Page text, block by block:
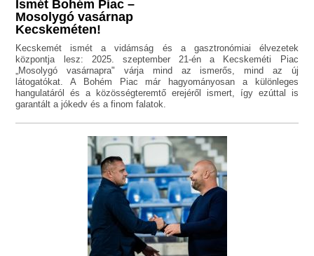
Ismét Bohém Piac –
Mosolygó vasárnap
Kecskeméten!
Kecskemét ismét a vidámság és a gasztronómiai élvezetek
központja lesz: 2025. szeptember 21-én a Kecskeméti Piac
„Mosolygó vasárnapra" várja mind az ismerős, mind az új
látogatókat. A Bohém Piac már hagyományosan a különleges
hangulatáról és a közösségteremtő erejéről ismert, így ezúttal is
garantált a jókedv és a finom falatok.